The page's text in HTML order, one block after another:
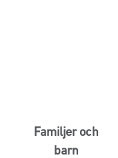
Familjer och
barn